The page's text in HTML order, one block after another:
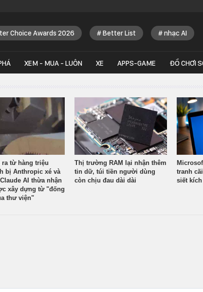
Choice Awards 2026 Better List nhạc AI
XEM - MUA - LUÔN XE APPS-GAME ĐỒ CHƠI
từ hàng triệu
bị Anthropic xé và
AI thừa nhận
xây dựng từ "đống
thư viện"
Thị trường RAM lại nhận thêm
tin dữ, túi tiền người dùng
còn chịu đau dài dài
tranh
siết